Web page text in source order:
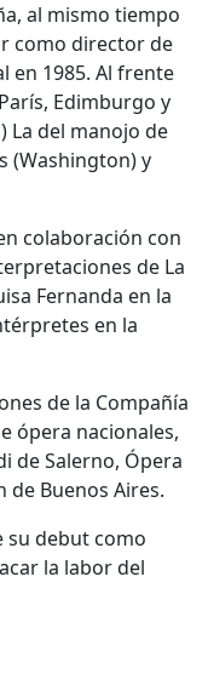
al mismo tiempo
como director de
en 1985. Al frente
Edimburgo y
La del manojo de
(Washington) y
colaboración con
de La
Fernanda en la
en la
de la Compañía
ópera nacionales,
de Salerno, Ópera
de Buenos Aires.
su debut como
la labor del